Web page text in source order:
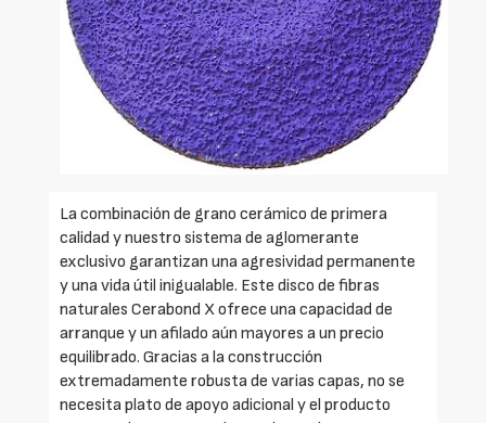
La combinación de grano cerámico de primera
calidad y nuestro sistema de aglomerante
exclusivo garantizan una agresividad permanente
y una vida útil inigualable. Este disco de fibras
naturales Cerabond X ofrece una capacidad de
arranque y un afilado aún mayores a un precio
equilibrado. Gracias a la construcción
extremadamente robusta de varias capas, no se
necesita plato de apoyo adicional y el producto